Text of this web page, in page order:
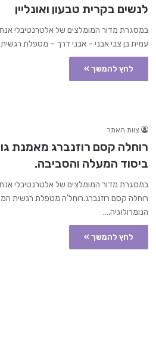
לנשים בקרית טבעון ואונליין
במסגרת מדור המומלצים של אלטרנטיבלי
עמית בן צבי אבני – אבני דרך – מטפלת
לחץ להמשך »
צוות האתר
רוחלה קסם רוזנברג מאמנת
ביסוד המעלה והסביבה.
במסגרת מדור המומלצים של אלטרנטיבלי
רוחלה קסם רוזנברג.רוחל'ה מטפלת רגשית
הנומרולוגיה,…
לחץ להמשך »